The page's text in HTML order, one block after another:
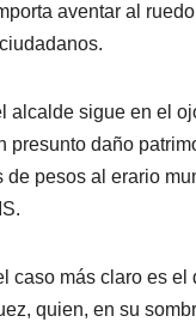
aventar al
alcalde sigue en el
presunto daño
de pesos al erario
caso más claro es el
quien, en su